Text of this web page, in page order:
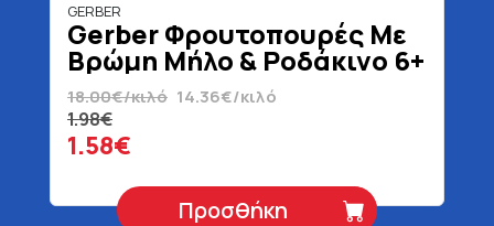
GERBER
Gerber Φρουτοπουρές Με
Βρώμη Μήλο & Ροδάκινο 6+
Μηνών Χωρίς Προσθήκη
Ζάχαρης 110 gr
18.00€/κιλό 14.36€/κιλό
1.98€
1.58€
Προσθήκη